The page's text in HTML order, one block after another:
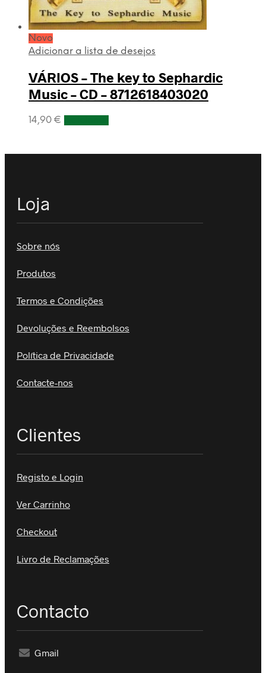
Novo
Adicionar a lista de desejos
VÁRIOS – The key to Sephardic
Music – CD – 8712618403020
14,90 €
Loja
Sobre nós
Produtos
Termos e Condições
Devoluções e Reembolsos
Política de Privacidade
Contacte-nos
Clientes
Registo e Login
Ver Carrinho
Checkout
Livro de Reclamações
Contacto
Gmail